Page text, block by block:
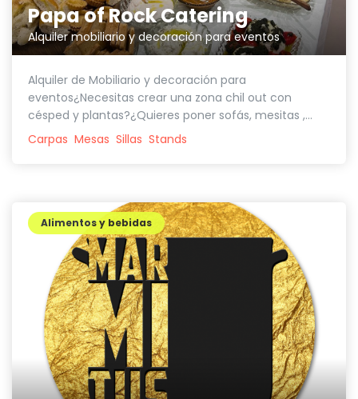
Papa of Rock Catering
Alquiler mobiliario y decoración para eventos
Alquiler de Mobiliario y decoración para
eventos¿Necesitas crear una zona chil out con
césped y plantas?¿Quieres poner sofás, mesitas ,...
Carpas Mesas Sillas Stands
Alimentos y bebidas